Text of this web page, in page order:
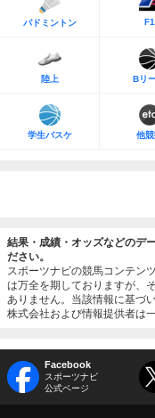
バドミントン F1
陸上 Bリ
学生バスケ 他
結果・成績・オッズなどのデ
ださい。
スポーツナビの競馬コンテン
は万全を期しておりますが、
ありません。当該情報に基づ
株式会社および情報提供者は
Facebook
スポーツナビ
公式ページ